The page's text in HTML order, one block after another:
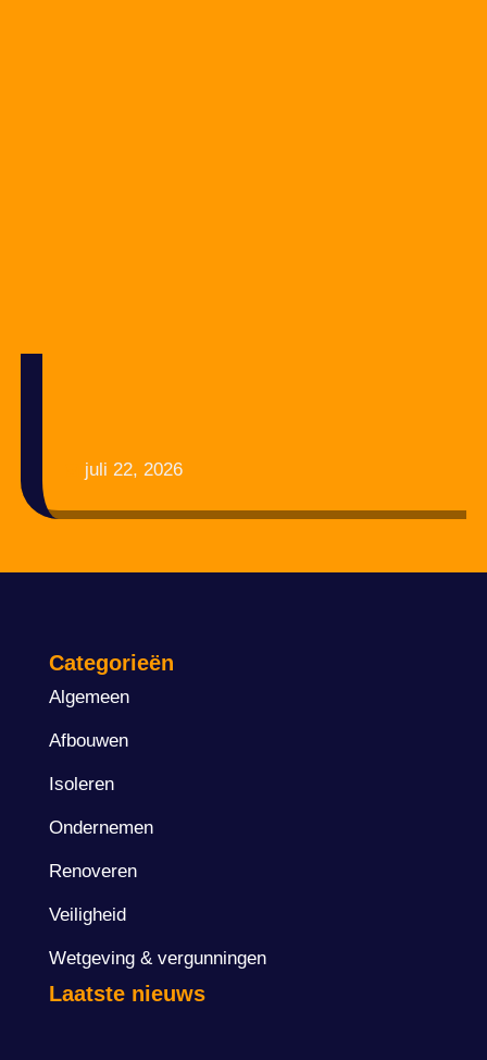
juli 22, 2026
Categorieën
Algemeen
Afbouwen
Isoleren
Ondernemen
Renoveren
Veiligheid
Wetgeving & vergunningen
Laatste nieuws